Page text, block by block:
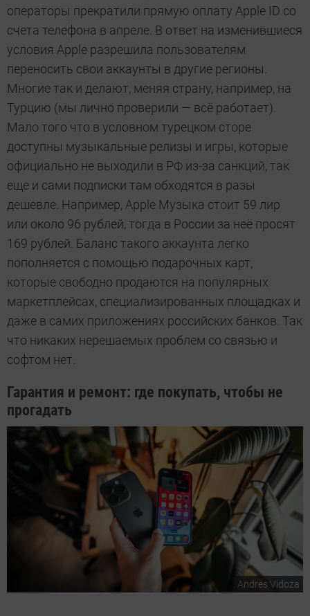
операторы прекратили прямую оплату Apple ID со
счета телефона в апреле. В ответ на изменившиеся
условия Apple разрешила пользователям
переносить свои аккаунты в другие регионы.
Многие так и делают, меняя страну, например, на
Турцию (мы лично проверили — всё работает).
Мало того что в условном турецком сторе
доступны музыкальные релизы и игры, которые
официально не выходили в РФ из-за санкций, так
еще и сами подписки там обходятся в разы
дешевле. Например, Apple Музыка стоит 59 лир
или около 96 рублей, тогда в России за неё просят
169 рублей. Баланс такого аккаунта легко
пополняется с помощью подарочных карт,
которые свободно продаются на популярных
маркетплейсах, специализированных площадках и
даже в самих приложениях российских банков. Так
что никаких нерешаемых проблем со связью и
софтом нет.
Гарантия и ремонт: где покупать, чтобы не
прогадать
Andres Vidoza